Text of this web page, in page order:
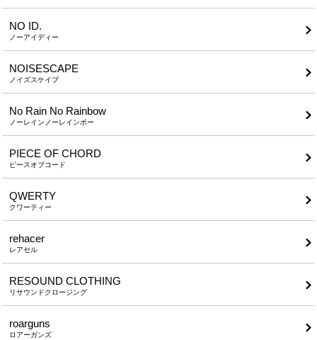
NO ID.
ノーアイディー
NOISESCAPE
ノイズスケイプ
No Rain No Rainbow
ノーレインノーレインボー
PIECE OF CHORD
ピースオブコード
QWERTY
クワーティー
rehacer
レアセル
RESOUND CLOTHING
リサウンドクロージング
roarguns
ロアーガンズ